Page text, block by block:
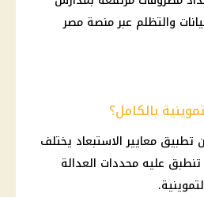
والتظلم عبر منصة مصر
بالكامل؟
معايير الاستبعاد يختلف
عليه محددات العدالة